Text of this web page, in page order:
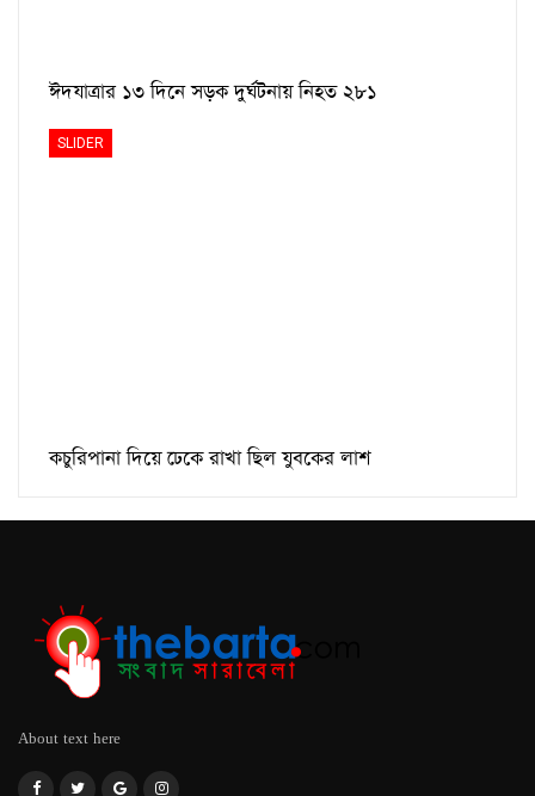
ঈদযাত্রার ১৩ দিনে সড়ক দুর্ঘটনায় নিহত ২৮১
SLIDER
কচুরিপানা দিয়ে ঢেকে রাখা ছিল যুবকের লাশ
About text here